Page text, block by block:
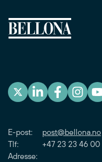
E-post: post@bellona.no
Tlf: +47 23 23 46 00
Adresse: